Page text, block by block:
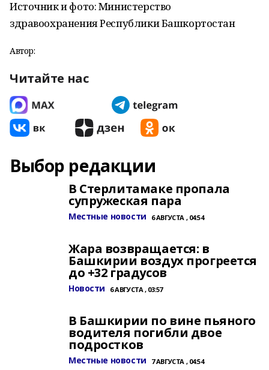
Источник и фото: Министерство
здравоохранения Республики Башкортостан
Автор:
Читайте нас
Выбор редакции
В Стерлитамаке пропала
супружеская пара
Местные новости 6 АВГУСТА , 04:54
Жара возвращается: в
Башкирии воздух прогреется
до +32 градусов
Новости 6 АВГУСТА , 03:57
В Башкирии по вине пьяного
водителя погибли двое
подростков
Местные новости 7 АВГУСТА , 04:54